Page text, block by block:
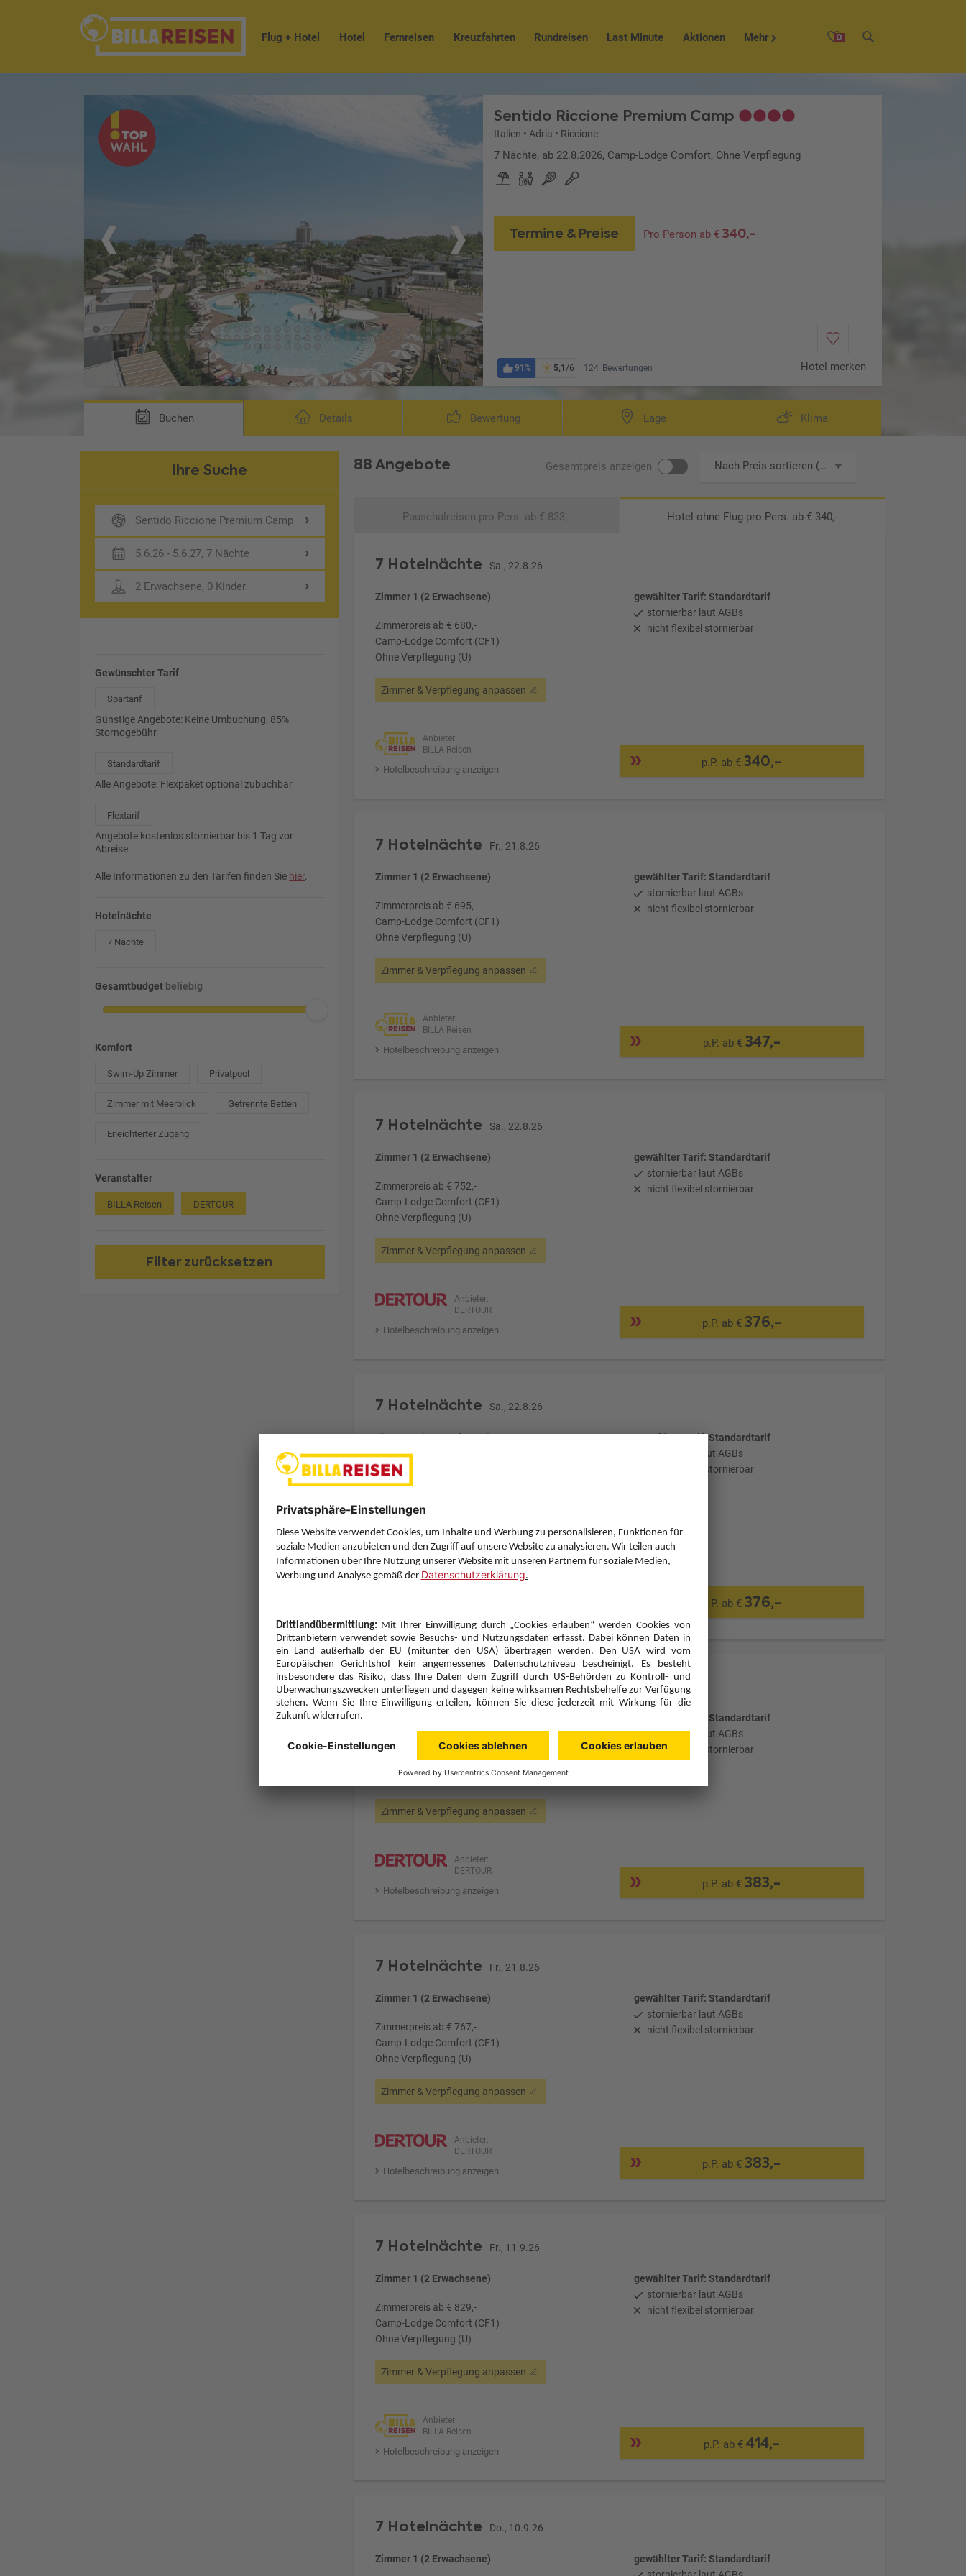
0
Flug + Hotel Hotel Fernreisen Kreuzfahrten Rundreisen Last Minute Aktionen Mehr
Sentido Riccione Premium Camp
Italien • Adria • Riccione
7 Nächte, ab 22.8.2026, Camp-Lodge Comfort, Ohne Verpflegung
Termine & Preise Pro Person ab €340,-
91% 5,1/6 124 Bewertungen Hotel merken
Buchen Details Bewertung Lage Klima
Ihre Suche
Sentido Riccione Premium Camp
5.6.26 - 5.6.27, 7 Nächte
2 Erwachsene, 0 Kinder
Gewünschter Tarif
Spartarif
Günstige Angebote: Keine Umbuchung, 85%
Stornogebühr
Standardtarif
Alle Angebote: Flexpaket optional zubuchbar
Flextarif
Angebote kostenlos stornierbar bis 1 Tag vor
Abreise
Alle Informationen zu den Tarifen finden Sie hier.
Hotelnächte
7 Nächte
Gesamtbudget beliebig
Komfort
Swim-Up Zimmer Privatpool
Zimmer mit Meerblick Getrennte Betten
Erleichterter Zugang
Veranstalter
BILLA Reisen DERTOUR
Filter zurücksetzen
88 Angebote Gesamtpreis anzeigen Nach Preis sortieren (aufsteigend)
Pauschalreisen pro Pers. ab € 833,- Hotel ohne Flug pro Pers. ab € 340,-
7 Hotelnächte Sa., 22.8.26
Zimmer 1 (2 Erwachsene)
Zimmerpreis ab € 680,-
Camp-Lodge Comfort (CF1)
Ohne Verpflegung (U)
Zimmer & Verpflegung anpassen
gewählter Tarif: Standardtarif
stornierbar laut AGBs
nicht flexibel stornierbar
Anbieter:
BILLA Reisen
Hotelbeschreibung anzeigen
p.P. ab €340,-
7 Hotelnächte Fr., 21.8.26
Zimmer 1 (2 Erwachsene)
Zimmerpreis ab € 695,-
Camp-Lodge Comfort (CF1)
Ohne Verpflegung (U)
Zimmer & Verpflegung anpassen
gewählter Tarif: Standardtarif
stornierbar laut AGBs
nicht flexibel stornierbar
Anbieter:
BILLA Reisen
Hotelbeschreibung anzeigen
p.P. ab € 347,-
7 Hotelnächte Sa., 22.8.26
Zimmer 1 (2 Erwachsene)
Zimmerpreis ab € 752,-
Camp-Lodge Comfort (CF1)
Ohne Verpflegung (U)
Zimmer & Verpflegung anpassen
gewählter Tarif: Standardtarif
stornierbar laut AGBs
nicht flexibel stornierbar
Anbieter:
DERTOUR
Hotelbeschreibung anzeigen
p.P. ab € 376,-
7 Hotelnächte Sa., 22.8.26
Zimmer 1 (2 Erwachsene)
Zimmerpreis ab € 752,-
Camp-Lodge Comfort (CF1)
Zimmer & Verpflegung anpassen
gewählter Tarif: Standardtarif
stornierbar laut AGBs
nicht flexibel stornierbar
Anbieter:
p.P. ab € 376,-
7 Hotelnächte Fr., 21.8.26
Zimmerpreis ab € 767,-
Camp-Lodge Comfort (CF1)
Ohne Verpflegung (U)
Zimmer & Verpflegung anpassen
gewählter Tarif: Standardtarif
stornierbar laut AGBs
nicht flexibel stornierbar
Anbieter:
DERTOUR
Hotelbeschreibung anzeigen
p.P. ab €383,-
7 Hotelnächte Fr., 21.8.26
Zimmer 1 (2 Erwachsene)
Zimmerpreis ab € 767,-
Camp-Lodge Comfort (CF1)
Ohne Verpflegung (U)
Zimmer & Verpflegung anpassen
gewählter Tarif: Standardtarif
stornierbar laut AGBs
nicht flexibel stornierbar
Anbieter:
DERTOUR
Hotelbeschreibung anzeigen
p.P. ab €383,-
7 Hotelnächte Fr., 11.9.26
Zimmer 1 (2 Erwachsene)
Zimmerpreis ab € 829,-
Camp-Lodge Comfort (CF1)
Ohne Verpflegung (U)
Zimmer & Verpflegung anpassen
gewählter Tarif: Standardtarif
stornierbar laut AGBs
nicht flexibel stornierbar
Anbieter:
BILLA Reisen
Hotelbeschreibung anzeigen
p.P. ab € 414,-
7 Hotelnächte Do., 10.9.26
Zimmer 1 (2 Erwachsene)
gewählter Tarif: Standardtarif